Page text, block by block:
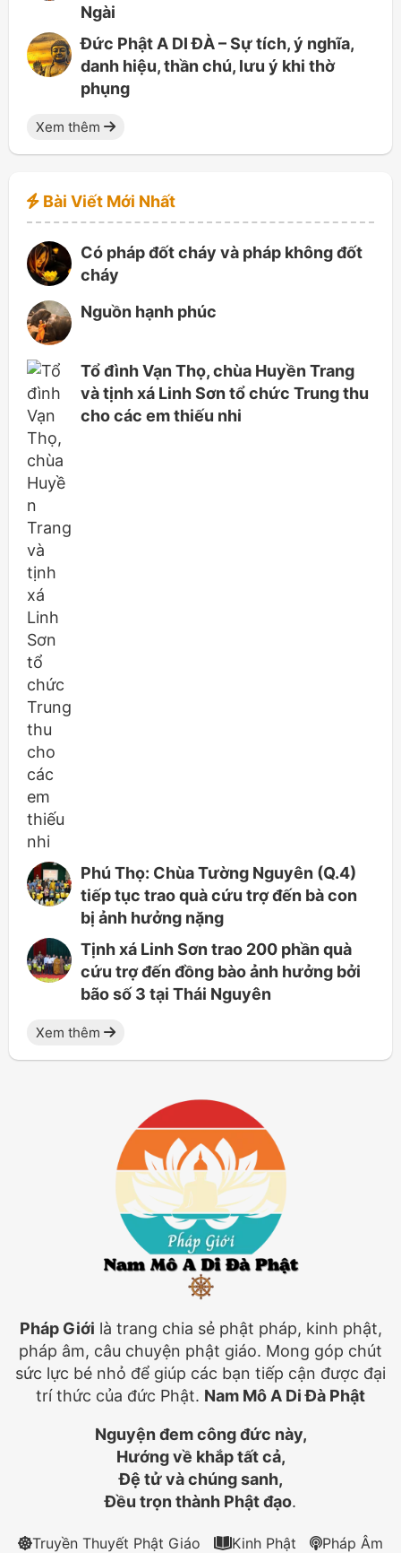
Ngài
Đức Phật A DI ĐÀ – Sự tích, ý nghĩa,
danh hiệu, thần chú, lưu ý khi thờ
phụng
Xem thêm
Bài Viết Mới Nhất
Có pháp đốt cháy và pháp không đốt
cháy
Nguồn hạnh phúc
Tổ đình Vạn Thọ, chùa Huyền Trang
và tịnh xá Linh Sơn tổ chức Trung thu
cho các em thiếu nhi
Phú Thọ: Chùa Tường Nguyên (Q.4)
tiếp tục trao quà cứu trợ đến bà con
bị ảnh hưởng nặng
Tịnh xá Linh Sơn trao 200 phần quà
cứu trợ đến đồng bào ảnh hưởng bởi
bão số 3 tại Thái Nguyên
Xem thêm
Pháp Giới là trang chia sẻ phật pháp, kinh phật,
pháp âm, câu chuyện phật giáo. Mong góp chút
sức lực bé nhỏ để giúp các bạn tiếp cận được đại
trí thức của đức Phật. Nam Mô A Di Đà Phật
Nguyện đem công đức này,
Hướng về khắp tất cả,
Đệ tử và chúng sanh,
Đều trọn thành Phật đạo.
Truyền Thuyết Phật Giáo Kinh Phật Pháp Âm